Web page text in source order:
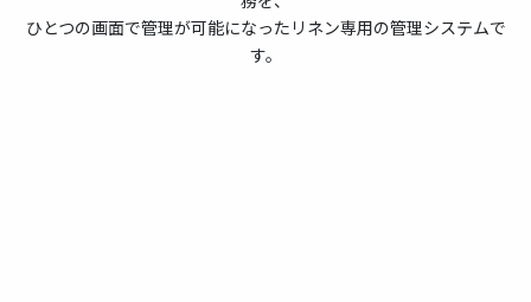
ひとつの画面で管理が可能になったリネン専用の管理システムで
す。